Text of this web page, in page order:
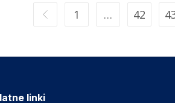
1 … 42
linki